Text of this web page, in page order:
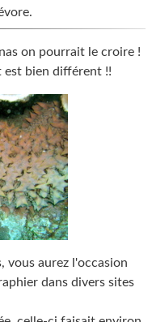
on pourrait le croire !
est bien différent !!
vous aurez l'occasion
dans divers sites